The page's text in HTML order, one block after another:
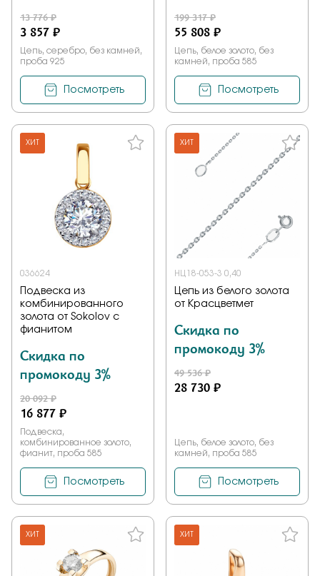
13 776 ₽
3 857 ₽
Цепь, серебро, без камней,
проба 925
Посмотреть
199 317 ₽
55 808 ₽
Цепь, белое золото, без
камней, проба 585
Посмотреть
ХИТ
036624
Подвеска из
комбинированного
золота от Sokolov с
фианитом
Скидка по
промокоду 3%
20 092 ₽
16 877 ₽
Подвеска,
комбинированное золото,
фианит, проба 585
Посмотреть
ХИТ
НЦ18-053-3 0,40
Цепь из белого золота
от Красцветмет
Скидка по
промокоду 3%
49 536 ₽
28 730 ₽
Цепь, белое золото, без
камней, проба 585
Посмотреть
ХИТ ХИТ